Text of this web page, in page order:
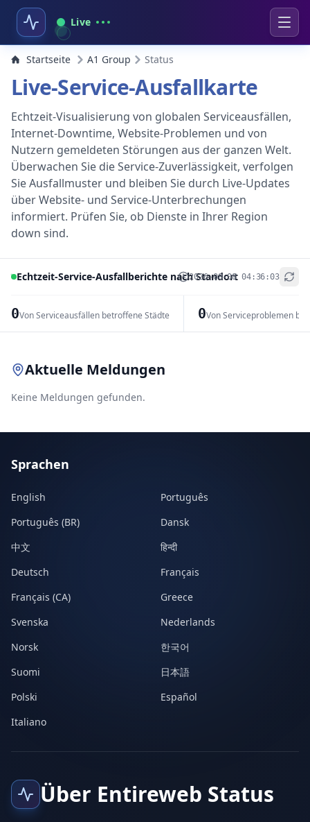
Live
Startseite A1 Group Status
Live-Service-Ausfallkarte
Echtzeit-Visualisierung von globalen Serviceausfällen,
Internet-Downtime, Website-Problemen und von
Nutzern gemeldeten Störungen aus der ganzen Welt.
Überwachen Sie die Service-Zuverlässigkeit, verfolgen
Sie Ausfallmuster und bleiben Sie durch Live-Updates
über Website- und Service-Unterbrechungen
informiert. Prüfen Sie, ob Dienste in Ihrer Region
down sind.
Echtzeit-Service-Ausfallberichte nach Standort
2026-08-08 04:36:03
0Von Serviceausfällen betroffene Städte 0Von Serviceproblemen
+
Aktuelle Meldungen
Keine Meldungen gefunden.
Sprachen
English
Português
Português (BR)
Dansk
中文
हिन्दी
Deutsch
Français
Français (CA)
Greece
Svenska
Nederlands
Norsk
한국어
Suomi
日本語
Polski
Español
Italiano
Über Entireweb Status